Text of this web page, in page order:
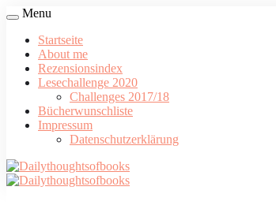
Menu
Startseite
About me
Rezensionsindex
Lesechallenge 2020
Challenges 2017/18
Bücherwunschliste
Impressum
Datenschutzerklärung